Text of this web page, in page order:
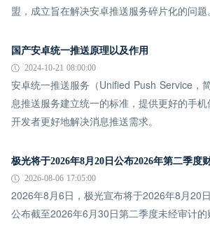
盟，成立旨在解决安卓推送服务碎片化的问题。
国产安卓统一推送原理以及作用
2024-10-21 08:00:00
安卓统一推送服务（Unified Push Service，
息推送服务建立统一的标准，提供更好的手
开发者更好地解决消息推送需求。
极光将于2026年8月20日公布2026年第二季度
2026-08-06 17:05:00
2026年8月6日，极光宣布将于2026年8月20
公布截至2026年6月30日第二季度未经审计的